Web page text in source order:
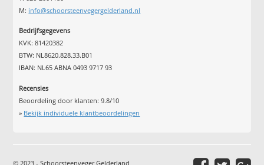
M: info@schoorsteenvegergelderland.nl
Bedrijfsgegevens
KVK: 81420382
BTW: NL8620.828.33.B01
IBAN: NL65 ABNA 0493 9717 93
Recensies
Beoordeling door klanten:9.8/10
» Bekijk individuele klantbeoordelingen
© 2023 - Schoorsteenveger Gelderland